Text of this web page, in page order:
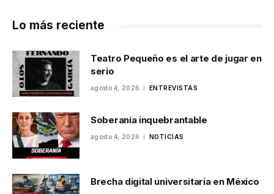
Lo más reciente
Teatro Pequeño es el arte de jugar en
serio
agosto 4, 2026 ENTREVISTAS
Soberanía inquebrantable
agosto 4, 2026 NOTICIAS
Brecha digital universitaria en México